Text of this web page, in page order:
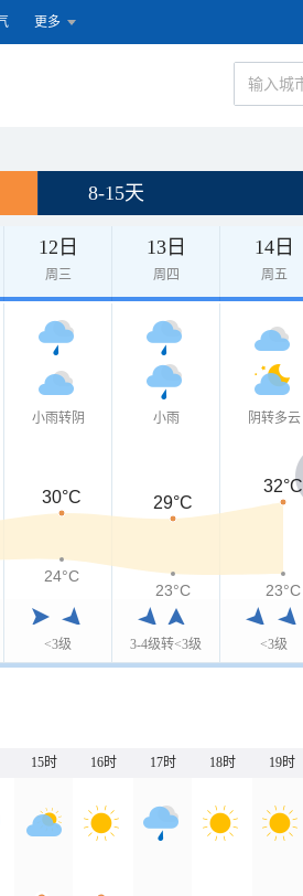
更多
8-15天
12日
周三
13日
周四
14日
周五
小雨转阴
<3级
小雨
3-4级转<3级
阴转多云
<3级
30°C 29°C
32°C
24°C
23°C
23°C
15时 16时 17时 18时 19时